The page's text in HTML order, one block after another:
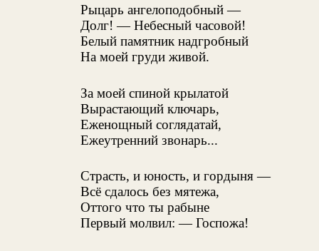
Рыцарь ангелоподобный —
Долг! — Небесный часовой!
Белый памятник надгробный
На моей груди живой.
За моей спиной крылатой
Вырастающий ключарь,
Еженощный соглядатай,
Ежеутренний звонарь...
Страсть, и юность, и гордыня —
Всё сдалось без мятежа,
Оттого что ты рабыне
Первый молвил: — Госпожа!